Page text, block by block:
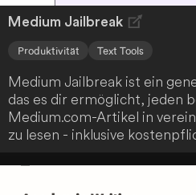
Medium Jailbreak
Produktivität Text Tools
Medium Jailbreak ist ein
das es dir ermöglicht, jeden
Medium.com-Artikel in
zu lesen - inklusive
Anwendung ist